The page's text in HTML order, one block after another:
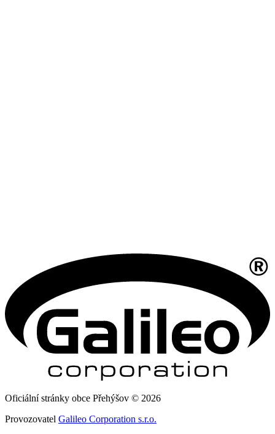
Oficiální stránky obce Přehýšov © 2026
Provozovatel Galileo Corporation s.r.o.